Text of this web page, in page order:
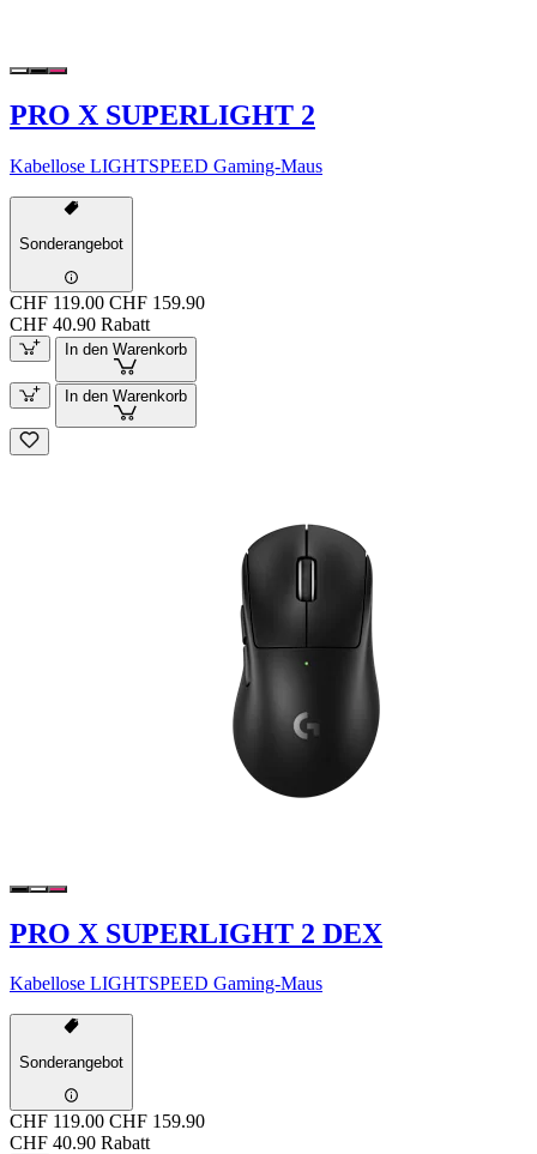
PRO X SUPERLIGHT 2
Kabellose LIGHTSPEED Gaming-Maus
Sonderangebot
CHF 119.00 CHF 159.90
CHF 40.90 Rabatt
In den Warenkorb
In den Warenkorb
PRO X SUPERLIGHT 2 DEX
Kabellose LIGHTSPEED Gaming-Maus
Sonderangebot
CHF 119.00 CHF 159.90
CHF 40.90 Rabatt